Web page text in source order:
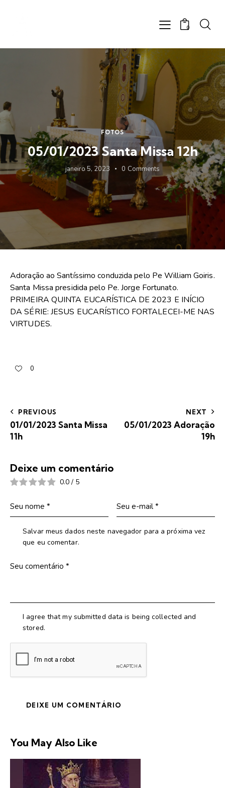
0
FOTOS
05/01/2023 Santa Missa 12h
janeiro 5, 2023 0 Comments
Adoração ao Santíssimo conduzida pelo Pe William Goiris.
Santa Missa presidida pelo Pe. Jorge Fortunato.
PRIMEIRA QUINTA EUCARÍSTICA DE 2023 E INÍCIO
DA SÉRIE: JESUS EUCARÍSTICO FORTALECEI-ME NAS
VIRTUDES.
0
PREVIOUS
01/01/2023 Santa Missa
11h
NEXT
05/01/2023 Adoração
19h
Deixe um comentário
0.0 / 5
Salvar meus dados neste navegador para a próxima vez
que eu comentar.
I agree that my submitted data is being collected and
stored.
You May Also Like